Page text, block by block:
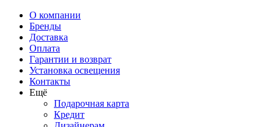
О компании
Бренды
Доставка
Оплата
Гарантии и возврат
Установка освещения
Контакты
Ещё
Подарочная карта
Кредит